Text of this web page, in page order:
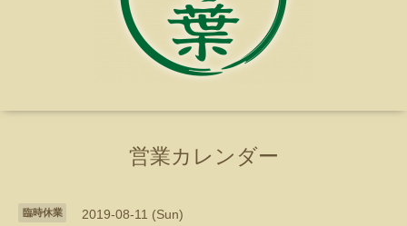
営業カレンダー
臨時休業 2019-08-11 (Sun)